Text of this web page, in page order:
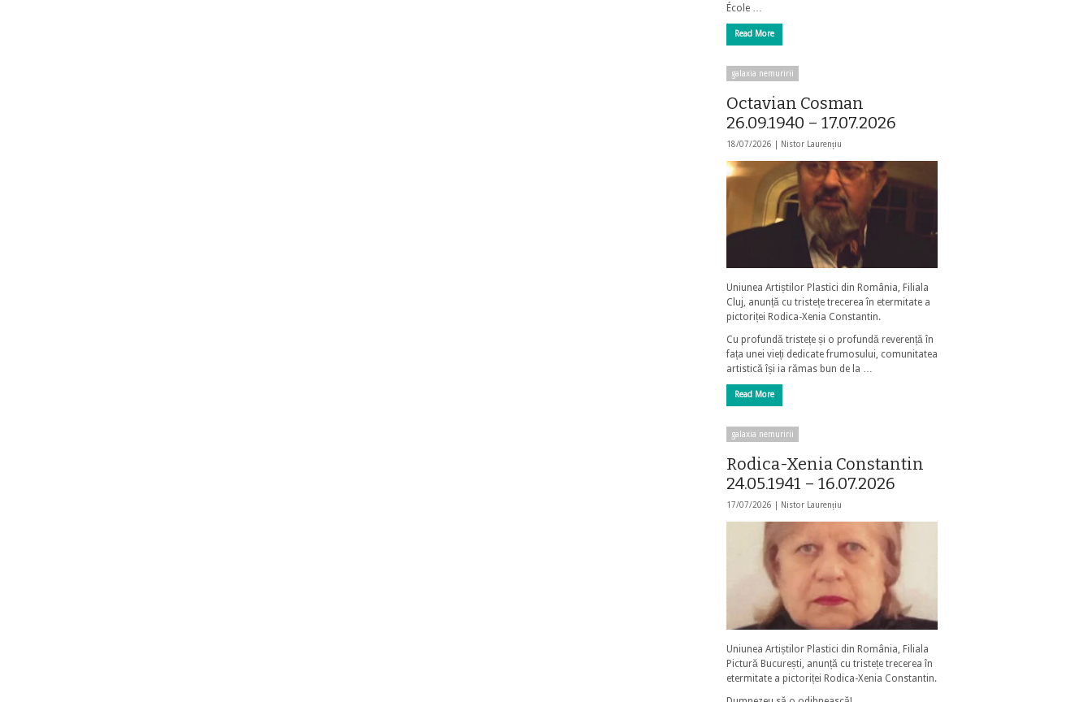
École …
Read More
galaxia nemuririi
Octavian Cosman
26.09.1940 – 17.07.2026
18/07/2026 | Nistor Laurențiu
Uniunea Artiștilor Plastici din România, Filiala
Cluj, anunță cu tristețe trecerea în etermitate a
pictoriței Rodica-Xenia Constantin.
Cu profundă tristețe și o profundă reverență în
fața unei vieți dedicate frumosului, comunitatea
artistică își ia rămas bun de la …
Read More
galaxia nemuririi
Rodica-Xenia Constantin
24.05.1941 – 16.07.2026
17/07/2026 | Nistor Laurențiu
Uniunea Artiștilor Plastici din România, Filiala
Pictură București, anunță cu tristețe trecerea în
etermitate a pictoriței Rodica-Xenia Constantin.